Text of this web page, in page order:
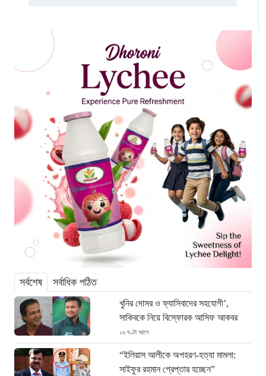
সর্বশেষ সর্বাধিক পঠিত
খুনির দোসর ও ফ্যাসিবাদের সহযোগী’,
সাকিবকে নিয়ে বিস্ফোরক আসিফ আকবর
১৬ ঘণ্টা আগে
“ইলিয়াস আলীকে অপহরণ-হত্যা মামলা:
সাইফুর রহমান গ্রেপ্তার হচ্ছেন”